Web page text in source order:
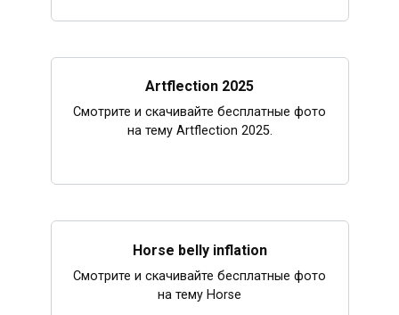
Artflection 2025
Смотрите и скачивайте бесплатные фото
на тему Artflection 2025.
Horse belly inflation
Смотрите и скачивайте бесплатные фото
на тему Horse